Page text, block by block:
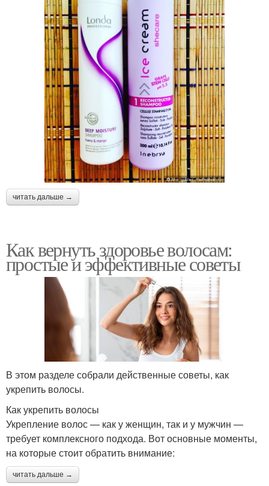
читать дальше →
Как вернуть здоровье волосам:
простые и эффективные советы
В этом разделе собрали действенные советы, как
укрепить волосы.
Как укрепить волосы
Укрепление волос — как у женщин, так и у мужчин —
требует комплексного подхода. Вот основные моменты,
на которые стоит обратить внимание:
читать дальше →